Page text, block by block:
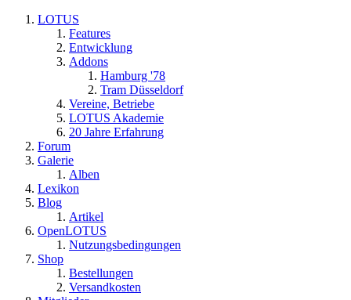
LOTUS
Features
Entwicklung
Addons
Hamburg '78
Tram Düsseldorf
Vereine, Betriebe
LOTUS Akademie
20 Jahre Erfahrung
Forum
Galerie
Alben
Lexikon
Blog
Artikel
OpenLOTUS
Nutzungsbedingungen
Shop
Bestellungen
Versandkosten